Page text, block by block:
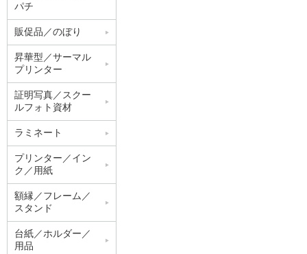
パチ
販促品／のぼり
昇華型／サーマル
プリンター
証明写真／スクー
ルフォト資材
ラミネート
プリンター／イン
ク／用紙
額縁／フレーム／
スタンド
台紙／ホルダー／
用品